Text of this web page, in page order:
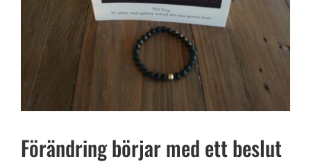
Förändring börjar med ett beslut